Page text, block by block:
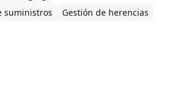
suministros Gestión de herencias